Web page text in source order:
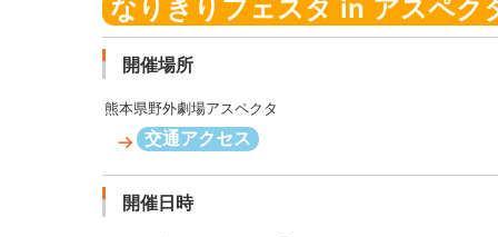
なりきりフェスタ in アスペク
開催場所
熊本県野外劇場アスペクタ
交通アクセス
開催日時